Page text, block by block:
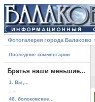
Фотогалерея города Балаково
Последние комментарии
Братья наши меньшие...
1. Вы,...
48. болоковскее...